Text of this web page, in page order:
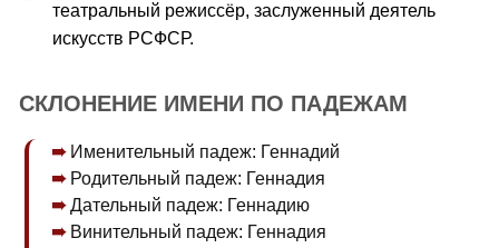
театральный режиссёр, заслуженный деятель
искусств РСФСР.
СКЛОНЕНИЕ ИМЕНИ ПО ПАДЕЖАМ
Именительный падеж: Геннадий
Родительный падеж: Геннадия
Дательный падеж: Геннадию
Винительный падеж: Геннадия